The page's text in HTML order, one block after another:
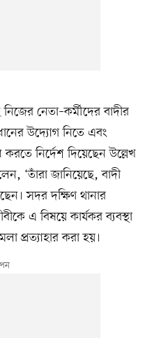
নেতা–কর্মীদের বাদীর
উদ্যোগ নিতে এবং
নির্দেশ দিয়েছেন উল্লেখ
‘তাঁরা জানিয়েছে, বাদী
সদর দক্ষিণ থানার
এ বিষয়ে কার্যকর ব্যবস্থা
প্রত্যাহার করা হয়।